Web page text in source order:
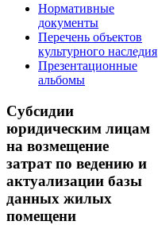
Нормативные
документы
Перечень объектов
культурного наследия
Презентационные
альбомы
Субсидии
юридическим лицам
на возмещение
затрат по ведению и
актуализации базы
данных жилых
помещени